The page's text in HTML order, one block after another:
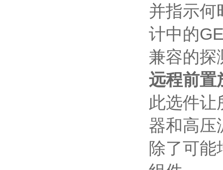
并指示何
计中的
兼容的探
远程前置
此选件让
器和高压
除了可